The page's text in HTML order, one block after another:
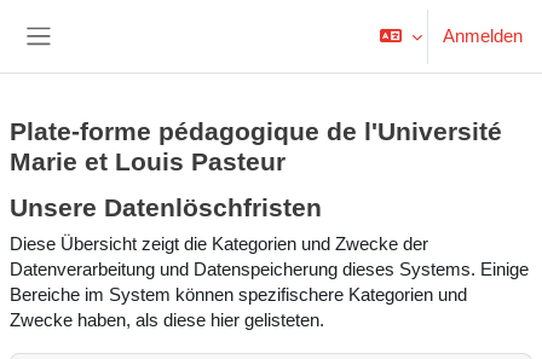
Anmelden
Plate-forme pédagogique de l'Université
Marie et Louis Pasteur
Unsere Datenlöschfristen
Diese Übersicht zeigt die Kategorien und Zwecke der
Datenverarbeitung und Datenspeicherung dieses Systems. Einige
Bereiche im System können spezifischere Kategorien und
Zwecke haben, als diese hier gelisteten.